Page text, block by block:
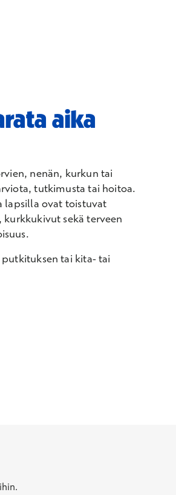
aika
nenän, kurkun tai
tutkimusta tai hoitoa.
lapsilla ovat toistuvat
sekä terveen
tai kita- tai